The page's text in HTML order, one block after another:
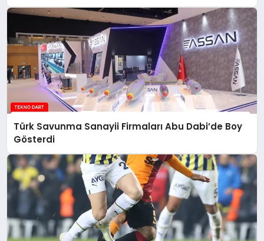
Türk Savunma Sanayii Firmaları Abu Dabi’de Boy
Gösterdi